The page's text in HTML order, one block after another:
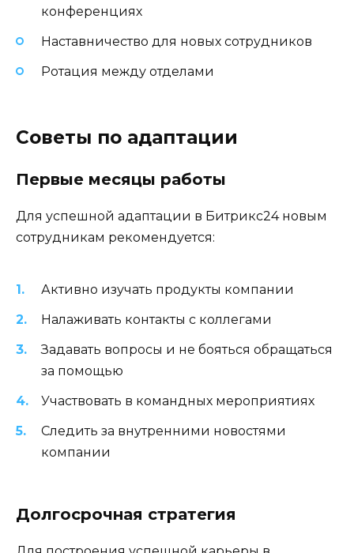
конференциях
Наставничество для новых сотрудников
Ротация между отделами
Советы по адаптации
Первые месяцы работы
Для успешной адаптации в Битрикс24 новым
сотрудникам рекомендуется:
Активно изучать продукты компании
Налаживать контакты с коллегами
Задавать вопросы и не бояться обращаться
за помощью
Участвовать в командных мероприятиях
Следить за внутренними новостями
компании
Долгосрочная стратегия